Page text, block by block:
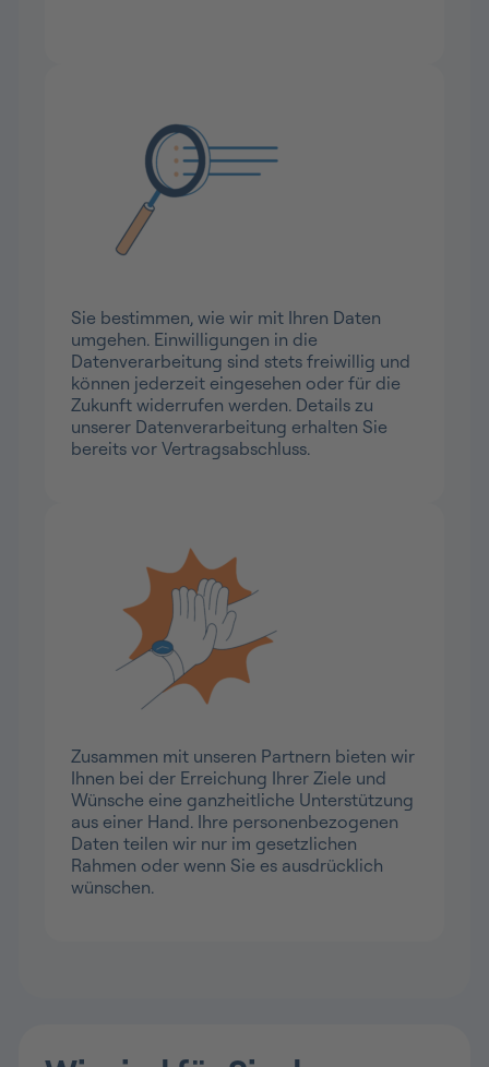
Sie bestimmen, wie wir mit Ihren Daten
umgehen. Einwilligungen in die
Datenverarbeitung sind stets freiwillig und
können jederzeit eingesehen oder für die
Zukunft widerrufen werden. Details zu
unserer Datenverarbeitung erhalten Sie
bereits vor Vertragsabschluss.
Zusammen mit unseren Partnern bieten wir
Ihnen bei der Erreichung Ihrer Ziele und
Wünsche eine ganzheitliche Unterstützung
aus einer Hand. Ihre personenbezogenen
Daten teilen wir nur im gesetzlichen
Rahmen oder wenn Sie es ausdrücklich
wünschen.